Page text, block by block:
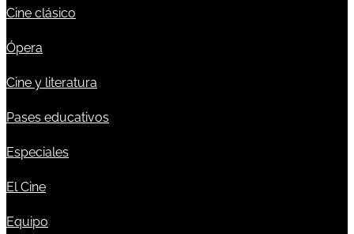
Cine clásico
Ópera
Cine y literatura
Pases educativos
Especiales
El Cine
Equipo